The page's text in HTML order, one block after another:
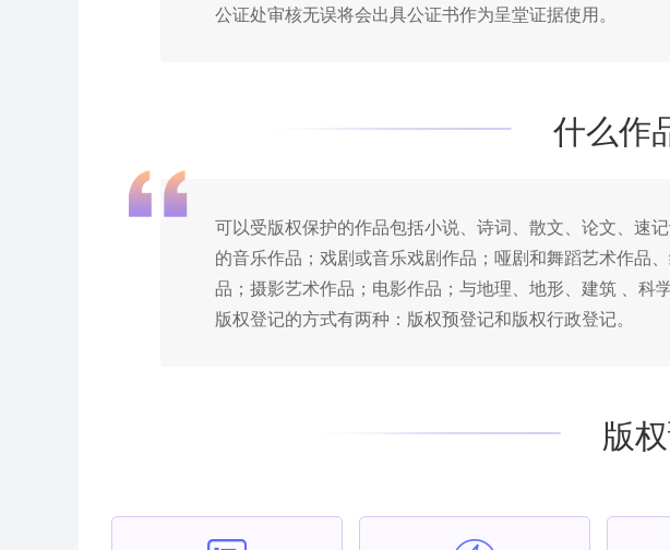
公证处审核无误将会出具公证书作为呈堂证据使用。
什么作
可以受版权保护的作品包括小说、诗词、散文、论文、速
的音乐作品；戏剧或音乐戏剧作品；哑剧和舞蹈艺术作品
品；摄影艺术作品；电影作品；与地理、地形、建筑 、科
版权登记的方式有两种：版权预登记和版权行政登记。
版